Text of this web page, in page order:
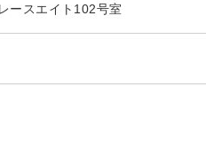
ースエイト102号室